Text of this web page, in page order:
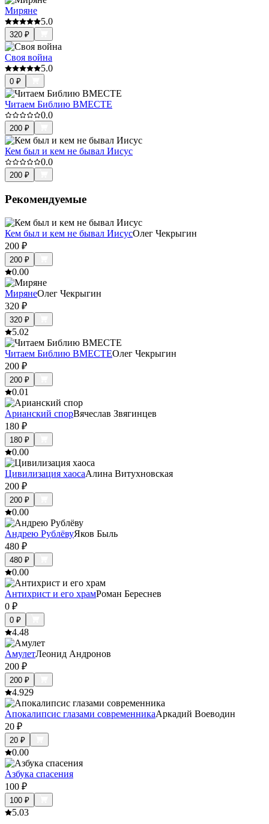
Миряне
5.0
320 ₽
Своя война
5.0
0 ₽
Читаем Библию ВМЕСТЕ
0.0
200 ₽
Кем был и кем не бывал Иисус
0.0
200 ₽
Рекомендуемые
Кем был и кем не бывал ИисусОлег Чекрыгин
200 ₽
200 ₽
0.00
МирянеОлег Чекрыгин
320 ₽
320 ₽
5.02
Читаем Библию ВМЕСТЕОлег Чекрыгин
200 ₽
200 ₽
0.01
Арианский спорВячеслав Звягинцев
180 ₽
180 ₽
0.00
Цивилизация хаосаАлина Витухновская
200 ₽
200 ₽
0.00
Андрею РублёвуЯков Быль
480 ₽
480 ₽
0.00
Антихрист и его храмРоман Береснев
0 ₽
0 ₽
4.48
АмулетЛеонид Андронов
200 ₽
200 ₽
4.929
Апокалипсис глазами современникаАркадий Воеводин
20 ₽
20 ₽
0.00
Азбука спасения
100 ₽
100 ₽
5.03